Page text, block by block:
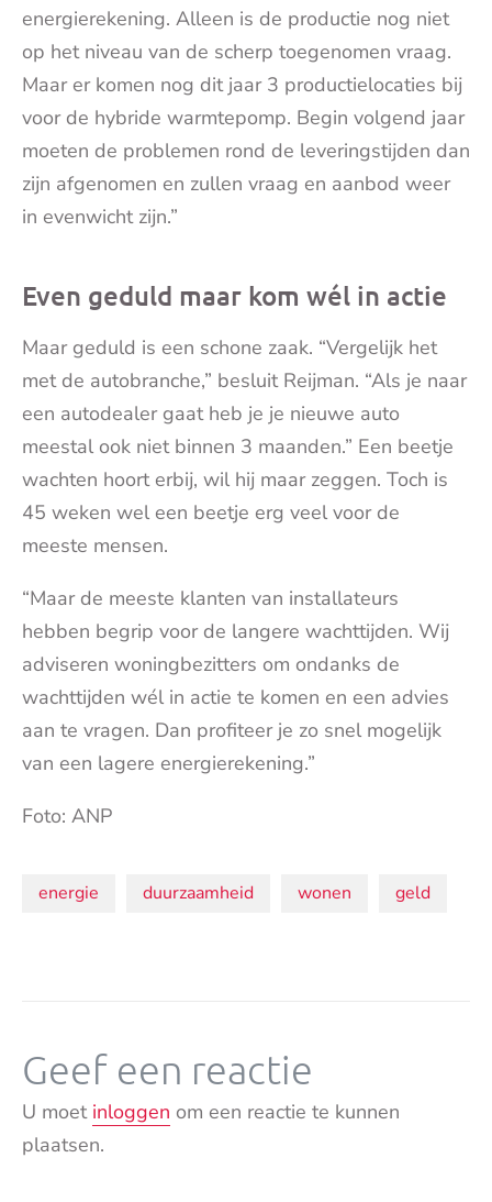
energierekening. Alleen is de productie nog niet
op het niveau van de scherp toegenomen vraag.
Maar er komen nog dit jaar 3 productielocaties bij
voor de hybride warmtepomp. Begin volgend jaar
moeten de problemen rond de leveringstijden dan
zijn afgenomen en zullen vraag en aanbod weer
in evenwicht zijn.”
Even geduld maar kom wél in actie
Maar geduld is een schone zaak. “Vergelijk het
met de autobranche,” besluit Reijman. “Als je naar
een autodealer gaat heb je je nieuwe auto
meestal ook niet binnen 3 maanden.” Een beetje
wachten hoort erbij, wil hij maar zeggen. Toch is
45 weken wel een beetje erg veel voor de
meeste mensen.
“Maar de meeste klanten van installateurs
hebben begrip voor de langere wachttijden. Wij
adviseren woningbezitters om ondanks de
wachttijden wél in actie te komen en een advies
aan te vragen. Dan profiteer je zo snel mogelijk
van een lagere energierekening.”
Foto: ANP
Onderwerpen:
energie duurzaamheid wonen geld
Geef een reactie
U moet inloggen om een reactie te kunnen
plaatsen.